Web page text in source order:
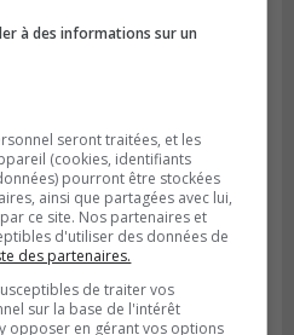
propulse les Ducs
à des informations sur un
seront traitées, et les
(cookies, identifiants
pourront être stockées
ainsi que partagées avec lui,
ce site. Nos partenaires et
d'utiliser des données de
des partenaires.
de traiter vos
sur la base de l'intérêt
opposer en gérant vos options